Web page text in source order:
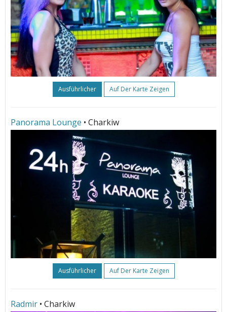
Ausführlicher Auf Der Karte Zeigen
Panorama Lounge • Charkiw
Ausführlicher Auf Der Karte Zeigen
Radmir • Charkiw